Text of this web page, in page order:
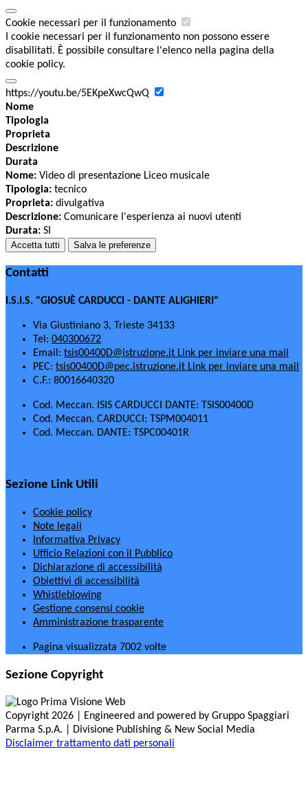
Cookie necessari per il funzionamento
I cookie necessari per il funzionamento non possono essere
disabilitati. È possibile consultare l'elenco nella pagina della
cookie policy.
https://youtu.be/5EKpeXwcQwQ
Nome
Tipologia
Proprieta
Descrizione
Durata
Nome: Video di presentazione Liceo musicale
Tipologia: tecnico
Proprieta: divulgativa
Descrizione: Comunicare l'esperienza ai nuovi utenti
Durata: SI
Accetta tutti Salva le preferenze
Contatti
I.S.I.S. "GIOSUÈ CARDUCCI - DANTE ALIGHIERI"
Via Giustiniano 3, Trieste 34133
Tel: 040300672
Email: tsis00400D@istruzione.it Link per inviare una mail
PEC: tsis00400D@pec.istruzione.it Link per inviare una mail
C.F.: 80016640320
Cod. Meccan. ISIS CARDUCCI DANTE: TSIS00400D
Cod. Meccan. CARDUCCI: TSPM004011
Cod. Meccan. DANTE: TSPC00401R
Sezione Link Utili
Cookie policy
Note legali
Informativa Privacy
Ufficio Relazioni con il Pubblico
Dichiarazione di accessibilità
Obiettivi di accessibilità
Whistleblowing
Gestione consensi cookie
Amministrazione trasparente
Pagina visualizzata 7002 volte
Sezione Copyright
Copyright 2026 | Engineered and powered by Gruppo Spaggiari
Parma S.p.A. | Divisione Publishing & New Social Media
Disclaimer trattamento dati personali